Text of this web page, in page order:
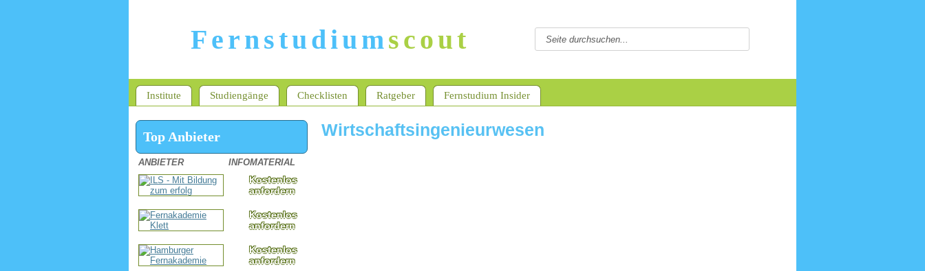
Fernstudiumscout
Institute Studiengänge Checklisten Ratgeber Fernstudium Insider
Wirtschaftsingenieurwesen
Top Anbieter
ANBIETER INFOMATERIAL
Kostenlos
anfordern
Kostenlos
anfordern
Kostenlos
anfordern